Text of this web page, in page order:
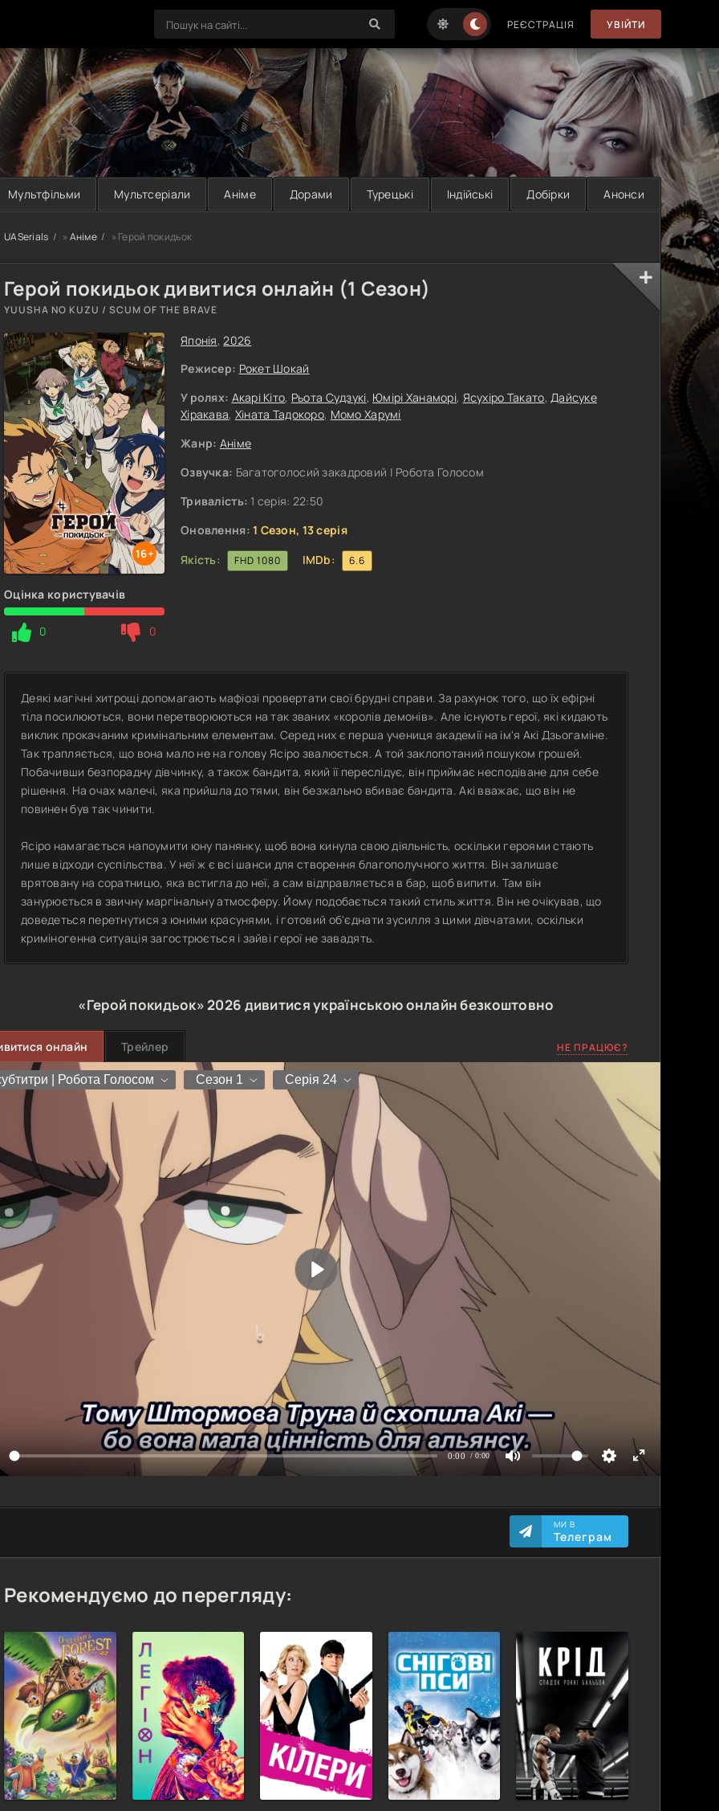
РЕЄСТРАЦІЯ УВІЙТИ
Мультфільми Мультсеріали Аніме Дорами Турецькі Індійські Добірки Анонси
UASerials » Аніме » Герой покидьок
Герой покидьок дивитися онлайн (1 Сезон)
YUUSHA NO KUZU / SCUM OF THE BRAVE
16+
Оцінка користувачів
0 0
Японія,2026
Режисер: Рокет Шокай
У ролях: Акарі Кіто, Рьота Судзукі, Юмірі Ханаморі, Ясухіро Такато,Дайсуке
Хіракава, Хіната Тадокоро, Момо Харумі
Жанр: Аніме
Озвучка: Багатоголосий закадровий | Робота Голосом
Тривалість: 1 серія: 22:50
Оновлення: 1 Сезон, 13 серія
Якість:
FHD 1080 IMDb: 6.6
Деякі магічні хитрощі допомагають мафіозі провертати свої брудні справи. За рахунок того, що їх ефірні
тіла посилюються, вони перетворюються на так званих «королів демонів». Але існують герої, які кидають
виклик прокачаним кримінальним елементам. Серед них є перша учениця академії на ім'я Акі Дзьогаміне.
Так трапляється, що вона мало не на голову Ясіро звалюється. А той заклопотаний пошуком грошей.
Побачивши безпорадну дівчинку, а також бандита, який її переслідує, він приймає несподіване для себе
рішення. На очах малечі, яка прийшла до тями, він безжально вбиває бандита. Акі вважає, що він не
повинен був так чинити.
Ясіро намагається напоумити юну панянку, щоб вона кинула свою діяльність, оскільки героями стають
лише відходи суспільства. У неї ж є всі шанси для створення благополучного життя. Він залишає
врятовану на соратницю, яка встигла до неї, а сам відправляється в бар, щоб випити. Там він
занурюється в звичну маргінальну атмосферу. Йому подобається такий стиль життя. Він не очікував, що
доведеться перетнутися з юними красунями, і готовий об'єднати зусилля з цими дівчатами, оскільки
криміногенна ситуація загострюється і зайві герої не завадять.
«Герой покидьок»2026 дивитися українською онлайн безкоштовно
онлайн Трейлер НЕ ПРАЦЮЄ?
МИ В
Телеграм
Рекомендуємо до перегляду: